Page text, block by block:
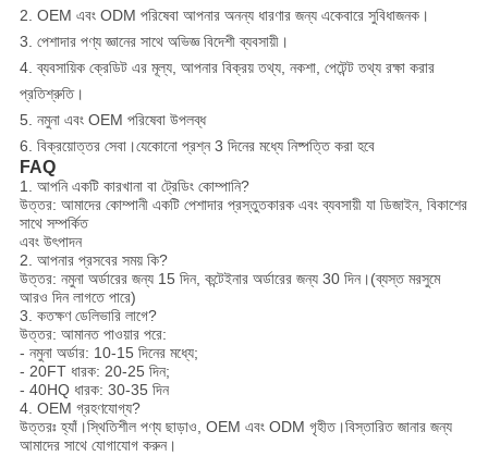
2. OEM এবং ODM পরিষেবা আপনার অনন্য ধারণার জন্য একেবারে সুবিধাজনক।
3. পেশাদার পণ্য জ্ঞানের সাথে অভিজ্ঞ বিদেশী ব্যবসায়ী।
4. ব্যবসায়িক ক্রেডিট এর মূল্য, আপনার বিক্রয় তথ্য, নকশা, পেটেন্ট তথ্য রক্ষা করার
প্রতিশ্রুতি।
5. নমুনা এবং OEM পরিষেবা উপলব্ধ
6. বিক্রয়োত্তর সেবা।যেকোনো প্রশ্ন 3 দিনের মধ্যে নিষ্পত্তি করা হবে
FAQ
1. আপনি একটি কারখানা বা ট্রেডিং কোম্পানি?
উত্তর: আমাদের কোম্পানী একটি পেশাদার প্রস্তুতকারক এবং ব্যবসায়ী যা ডিজাইন, বিকাশের
সাথে সম্পর্কিত
এবং উৎপাদন
2. আপনার প্রসবের সময় কি?
উত্তর: নমুনা অর্ডারের জন্য 15 দিন, কন্টেইনার অর্ডারের জন্য 30 দিন।(ব্যস্ত মরসুমে
আরও দিন লাগতে পারে)
3. কতক্ষণ ডেলিভারি লাগে?
উত্তর: আমানত পাওয়ার পরে:
- নমুনা অর্ডার: 10-15 দিনের মধ্যে;
- 20FT ধারক: 20-25 দিন;
- 40HQ ধারক: 30-35 দিন
4. OEM গ্রহণযোগ্য?
উত্তরঃ হ্যাঁ।স্থিতিশীল পণ্য ছাড়াও, OEM এবং ODM গৃহীত।বিস্তারিত জানার জন্য
আমাদের সাথে যোগাযোগ করুন।